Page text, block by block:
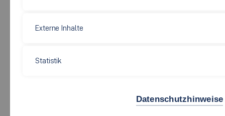
DIPL.-KAUFFRAU (FH)
Externe Inhalte
Statistik
Datenschutzhinweise